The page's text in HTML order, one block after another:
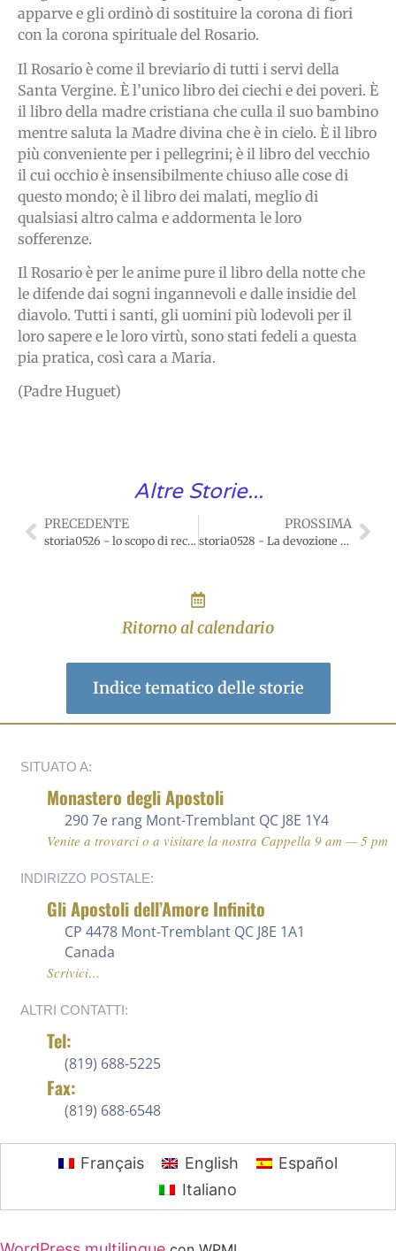
apparve e gli ordinò di sostituire la corona di fiori
con la corona spirituale del Rosario.
Il Rosario è come il breviario di tutti i servi della
Santa Vergine. È l’unico libro dei ciechi e dei poveri. È
il libro della madre cristiana che culla il suo bambino
mentre saluta la Madre divina che è in cielo. È il libro
più conveniente per i pellegrini; è il libro del vecchio
il cui occhio è insensibilmente chiuso alle cose di
questo mondo; è il libro dei malati, meglio di
qualsiasi altro calma e addormenta le loro
sofferenze.
Il Rosario è per le anime pure il libro della notte che
le difende dai sogni ingannevoli e dalle insidie del
diavolo. Tutti i santi, gli uomini più lodevoli per il
loro sapere e le loro virtù, sono stati fedeli a questa
pia pratica, così cara a Maria.
(Padre Huguet)
Altre Storie...
PRECEDENTE
storia0526 - lo scopo di recitare il rosario
PROSSIMA
storia0528 - La devozione al Rosario di Sant’Alfonso Liguori
Ritorno al calendario
Indice tematico delle storie
SITUATO A:
Monastero degli Apostoli
290 7e rang Mont-Tremblant QC J8E 1Y4
Venite a trovarci o a visitare la nostra Cappella 9 am — 5 pm
INDIRIZZO POSTALE:
Gli Apostoli dell’Amore Infinito
CP 4478 Mont-Tremblant QC J8E 1A1
Canada
Scrivici…
ALTRI CONTATTI:
Tel:
(819) 688-5225 ‍
Fax:
(819) 688-6548
Français English
Español
Italiano